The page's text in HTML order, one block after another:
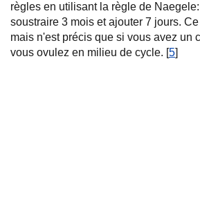
règles en utilisant la règle de
soustraire 3 mois et ajouter 7 jours.
mais n'est précis que si vous avez un
vous ovulez en milieu de cycle. [5]